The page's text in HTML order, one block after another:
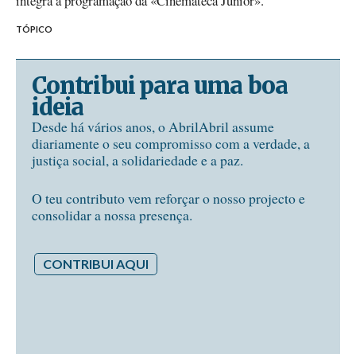
TÓPICO
Contribui para uma boa
ideia
Desde há vários anos, o AbrilAbril assume
diariamente o seu compromisso com a verdade, a
justiça social, a solidariedade e a paz.
O teu contributo vem reforçar o nosso projecto e
consolidar a nossa presença.
CONTRIBUI AQUI